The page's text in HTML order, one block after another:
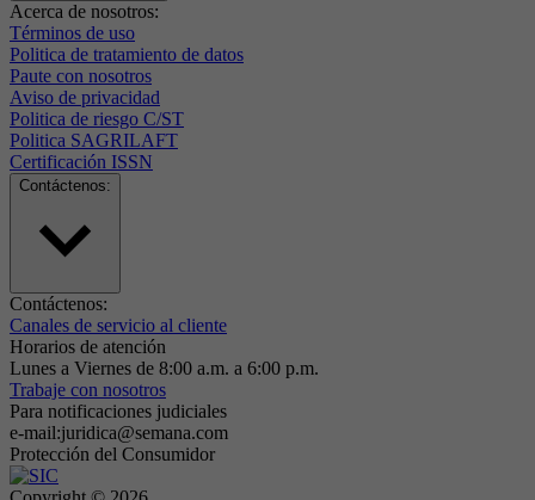
Acerca de nosotros:
Términos de uso
Politica de tratamiento de datos
Paute con nosotros
Aviso de privacidad
Politica de riesgo C/ST
Politica SAGRILAFT
Certificación ISSN
Contáctenos:
Contáctenos:
Canales de servicio al cliente
Horarios de atención
Lunes a Viernes de 8:00 a.m. a 6:00 p.m.
Trabaje con nosotros
Para notificaciones judiciales
e-mail:juridica@semana.com
Protección del Consumidor